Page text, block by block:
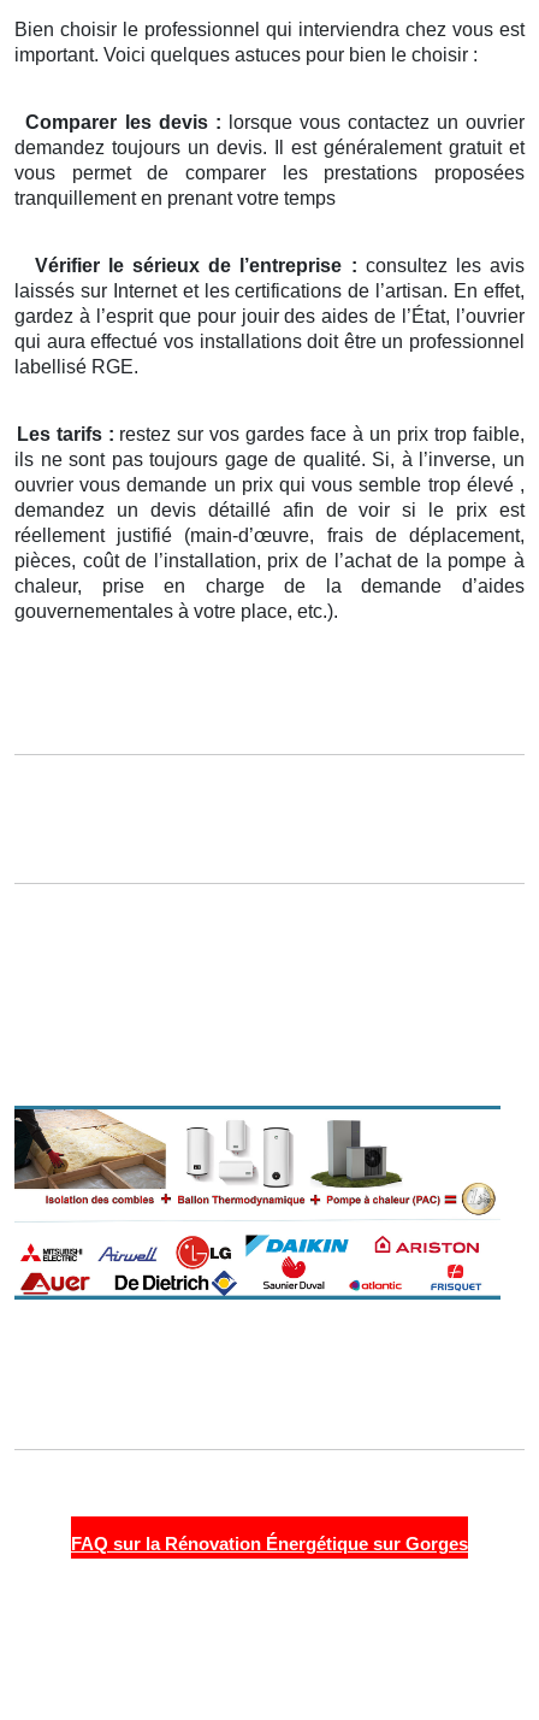
Bien choisir le professionnel qui interviendra chez vous est
important. Voici quelques astuces pour bien le choisir :
Comparer les devis : lorsque vous contactez un ouvrier
demandez toujours un devis. Il est généralement gratuit et
vous permet de comparer les prestations proposées
tranquillement en prenant votre temps
Vérifier le sérieux de l’entreprise : consultez les avis
laissés sur Internet et les certifications de l’artisan. En effet,
gardez à l’esprit que pour jouir des aides de l’État, l’ouvrier
qui aura effectué vos installations doit être un professionnel
labellisé RGE.
Les tarifs : restez sur vos gardes face à un prix trop faible,
ils ne sont pas toujours gage de qualité. Si, à l’inverse, un
ouvrier vous demande un prix qui vous semble trop élevé ,
demandez un devis détaillé afin de voir si le prix est
réellement justifié (main-d’œuvre, frais de déplacement,
pièces, coût de l’installation, prix de l’achat de la pompe à
chaleur, prise en charge de la demande d’aides
gouvernementales à votre place, etc.).
FAQ sur la Rénovation Énergétique sur Gorges